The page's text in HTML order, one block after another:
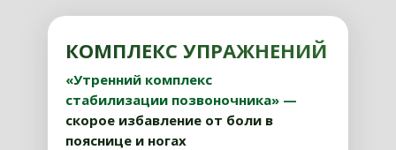
КОМПЛЕКС УПРАЖНЕНИЙ
«Утренний комплекс
стабилизации позвоночника» —
скорое избавление от боли в
пояснице и ногах